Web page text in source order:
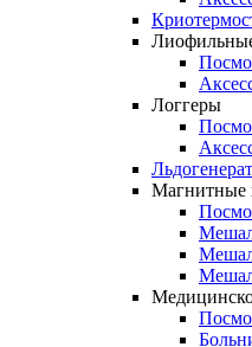
Логгеры
Магнитные